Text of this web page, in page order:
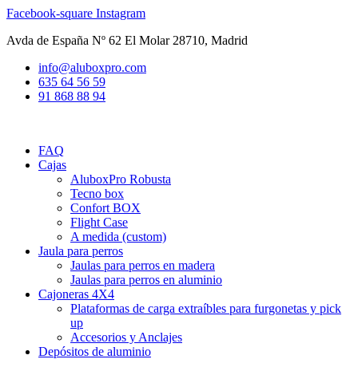
Ir
contenido
Facebook-square Instagram
Avda de España Nº 62 El Molar 28710, Madrid
info@aluboxpro.com
635 64 56 59
91 868 88 94
FAQ
Cajas
AluboxPro Robusta
Tecno box
Confort BOX
Flight Case
A medida (custom)
Jaula para perros
Jaulas para perros en madera
Jaulas para perros en aluminio
Cajoneras 4X4
Plataformas de carga extraíbles para furgonetas y pick
up
Accesorios y Anclajes
Depósitos de aluminio